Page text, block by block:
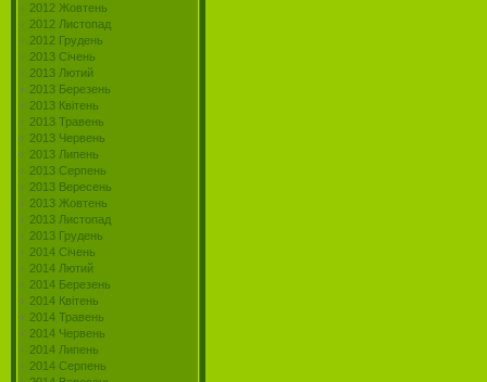
2012 Жовтень
2012 Листопад
2012 Грудень
2013 Січень
2013 Лютий
2013 Березень
2013 Квітень
2013 Травень
2013 Червень
2013 Липень
2013 Серпень
2013 Вересень
2013 Жовтень
2013 Листопад
2013 Грудень
2014 Січень
2014 Лютий
2014 Березень
2014 Квітень
2014 Травень
2014 Червень
2014 Липень
2014 Серпень